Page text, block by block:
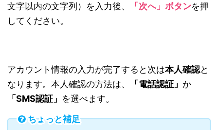
文字以内の文字列）を入力後、
「次へ」ボタンを押
してください。
アカウント情報の入力が完了すると次は本人確認と
なります。本人確認の方法は、
「 電話認証」 か
「 SMS認証」 を選べます。
ちょっと補足